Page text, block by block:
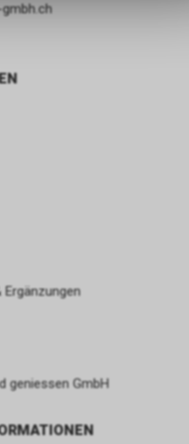
Ergänzungen
geniessen GmbH
dass die gespeicherten Daten